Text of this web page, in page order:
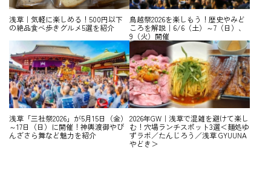
浅草｜気軽に楽しめる！500円以下
の絶品食べ歩きグルメ5選を紹介
鳥越祭2026を楽しもう！歴史やみど
ころを解説｜6/6（土）～7（日）、
9（火）開催
浅草「三社祭2026」が5月15日（金）
～17日（日）に開催！神輿渡御やび
んざさら舞など魅力を紹介
2026年GW｜浅草で混雑を避けて楽し
む！穴場ランチスポット3選＜麺処ゆ
ずラボ／たんじろう／浅草 GYUUNA
やどき＞